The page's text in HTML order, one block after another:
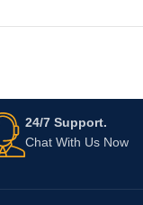
24/7 Support.
Chat With Us Now